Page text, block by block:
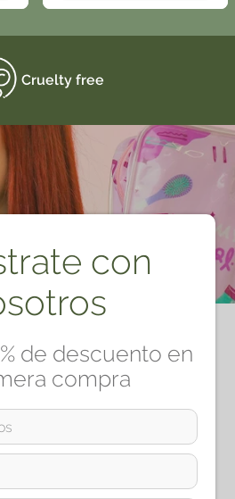
Cruelty free
con
de descuento en
compra